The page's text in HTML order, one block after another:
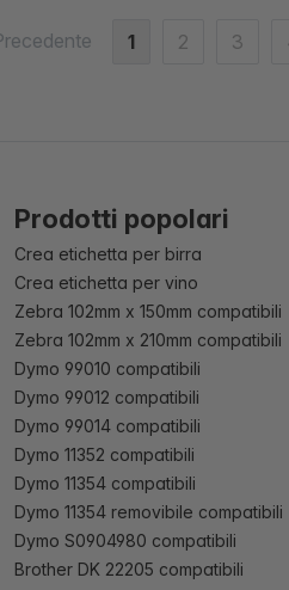
1 2 3
Prodotti popolari
Crea etichetta per birra
Crea etichetta per vino
Zebra 102mm x 150mm compatibili
Zebra 102mm x 210mm compatibili
Dymo 99010 compatibili
Dymo 99012 compatibili
Dymo 99014 compatibili
Dymo 11352 compatibili
Dymo 11354 compatibili
Dymo 11354 removibile compatibili
Dymo S0904980 compatibili
Brother DK 22205 compatibili